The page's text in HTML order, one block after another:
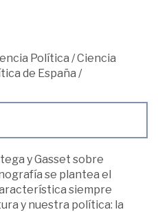
Política /Ciencia
de España /
y Gasset sobre
se plantea el
siempre
y nuestra política: la